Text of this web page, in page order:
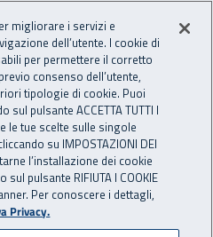
Nazionale
Apri cerca
migliorare i servizi e
dell’utente. I cookie di
per permettere il corretto
consenso dell’utente,
tipologie di cookie. Puoi
pulsante ACCETTA TUTTI I
le tue scelte sulle singole
su IMPOSTAZIONI DEI
l’installazione dei cookie
pulsante RIFIUTA I COOKIE
Per conoscere i dettagli,
Privacy.